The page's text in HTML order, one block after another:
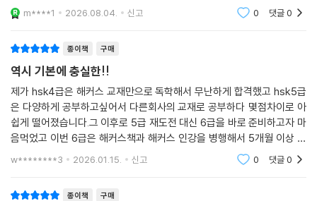
실전모의고사 제4회
듣기
쓰기
실전모의고사 제5회
듣기
독해
쓰기
듣기
m****1 2026.08.04. 신고 0 댓글0
종이책 구매
역시 기본에 충실한!!
제가 hsk4급은 해커스 교재만으로 독학해서 무난하게 합격했고 hsk5급
은 다양하게 공부하고싶어서 다른회사의 교재로 공부하다 몇점차이로 아
쉽게 떨어졌습니다.그 이후로 5급 재도전 대신 6급을 바로 준비하고자 마
음먹었고 이번 6급은 해커스책과 해커스 인강을 병행해서 5개월 이상 제
대로 공부하고 시험보려고 합니다^^!!해커스 답안해설은 독학해도 충분
w********3 2026.01.15. 신고 0 댓글0
종이책 구매